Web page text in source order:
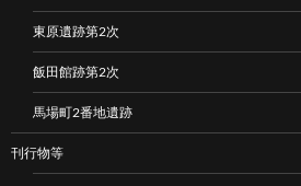
東原遺跡第2次
飯田館跡第2次
馬場町2番地遺跡
刊行物等